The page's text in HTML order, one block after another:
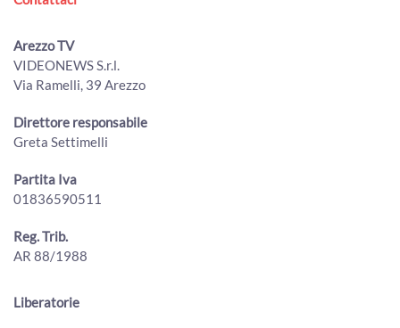
00:01:50 - Venerdì, 31 Luglio 2026
ArezzoTV
La Regione Toscana approva il Piano faunistico venatorio
00:02:06 - Venerdì, 31 Luglio 2026
ArezzoTV
giovani avvocati ai detenuti contro il caldo
Arezzo TV
VIDEONEWS S.r.l.
Via Ramelli, 39 Arezzo
Direttore responsabile
Greta Settimelli
Partita Iva
01836590511
Reg. Trib.
AR 88/1988
Liberatorie